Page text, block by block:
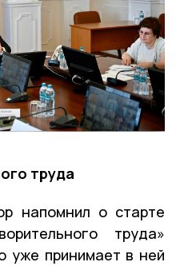
труда
напомнил о старте
труда»
уже принимает в ней